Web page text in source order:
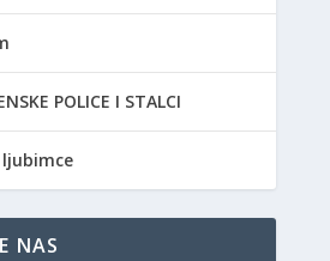
POLICE I STALCI
NAS